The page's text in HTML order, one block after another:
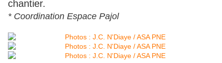
chantier.
* Coordination Espace Pajol